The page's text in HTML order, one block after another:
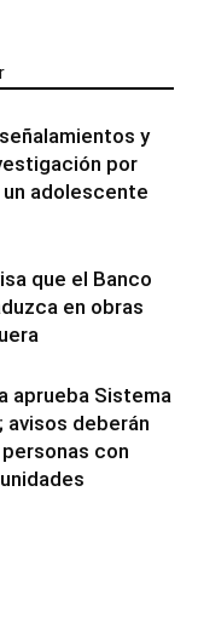
y
por
adolescente
que el Banco
en obras
aprueba Sistema
avisos deberán
con